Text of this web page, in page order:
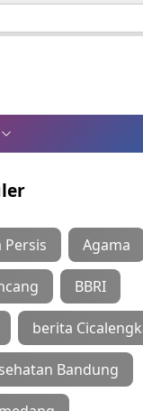
Persis Agama
BBRI
berita
Bandung